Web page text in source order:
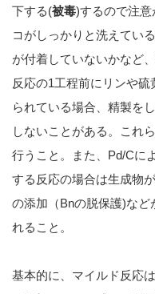
下する(被毒)するので注
コがしっかりと洗えてい
が付着していないかなど
反応の1工程前にリンや
られている場合、精製を
しないことがある。これ
行うこと。また、Pd/Cに
する反応の場合は生成物
の添加（Bnの脱保護)など
れること。
基本的に、マイルド反応